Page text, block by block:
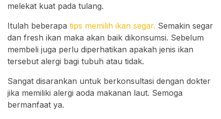
melekat kuat pada tulang.
Itulah beberapa tips memilih ikan segar. Semakin segar
dan fresh ikan maka akan baik dikonsumsi. Sebelum
membeli juga perlu diperhatikan apakah jenis ikan
tersebut alergi bagi tubuh atau tidak.
Sangat disarankan untuk berkonsultasi dengan dokter
jika memiliki alergi aoda makanan laut. Semoga
bermanfaat ya.